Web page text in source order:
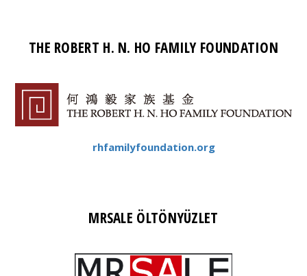
THE ROBERT H. N. HO FAMILY FOUNDATION
rhfamilyfoundation.org
MRSALE ÖLTÖNYÜZLET